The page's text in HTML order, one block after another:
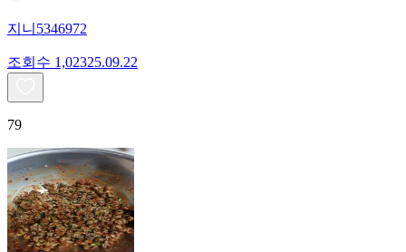
지니5346972
조회수 1,02325.09.22
79